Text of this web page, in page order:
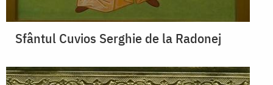
Sfântul Cuvios Serghie de la Radonej